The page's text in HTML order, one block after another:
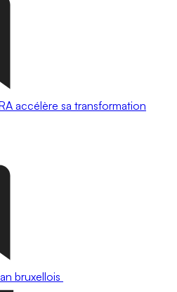
accélère sa transformation
bruxellois